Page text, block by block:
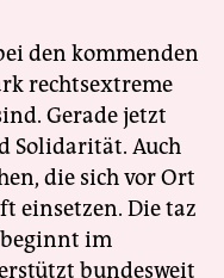
den kommenden
rechtsextreme
Gerade jetzt
Solidarität. Auch
die sich vor Ort
einsetzen. Die taz
im
bundesweit